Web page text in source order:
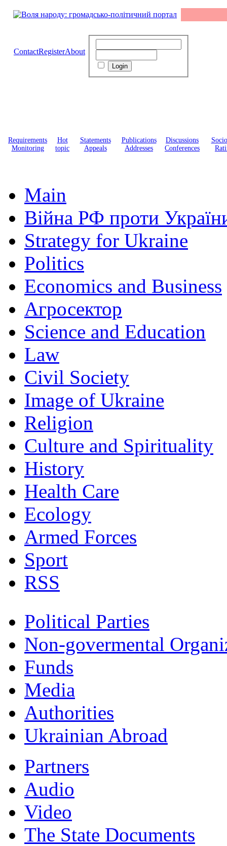
ContactRegisterAbout
Requirements
Monitoring
Hot
topic
Statements
Appeals
Publications
Addresses
Discussions
Conferences
Main
Війна РФ проти
Strategy for Ukraine
Politics
Economics and Business
Агросектор
Science and Education
Law
Civil Society
Image of Ukraine
Religion
Culture and Spirituality
History
Health Care
Ecology
Armed Forces
Sport
RSS
Political Parties
Non-govermental
Funds
Мedia
Authorities
Ukrainian Abroad
Partners
Audio
Video
The State Documents